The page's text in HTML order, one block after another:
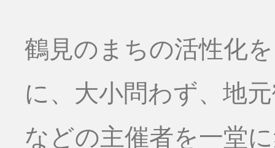
鶴見のまちの活性化
に、大小問わず、地
などの主催者を一堂